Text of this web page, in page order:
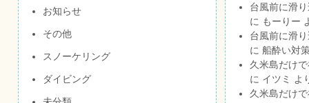
お知らせ
その他
スノーケリング
ダイビング
台風前に滑
に もーりー
台風前に滑
に 船酔い対
久米島だけ
に イツミ
よ
久米島だけ